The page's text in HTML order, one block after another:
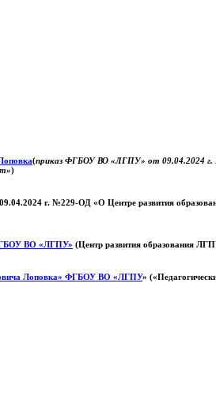
(приказ ФГБОУ ВО «ЛГПУ» от 09.04.2024 г.
)
г. №229-ОД «О Центре развития
ВО «ЛГПУ» (Центр развития образования
Лоповка» ФГБОУ ВО «ЛГПУ»